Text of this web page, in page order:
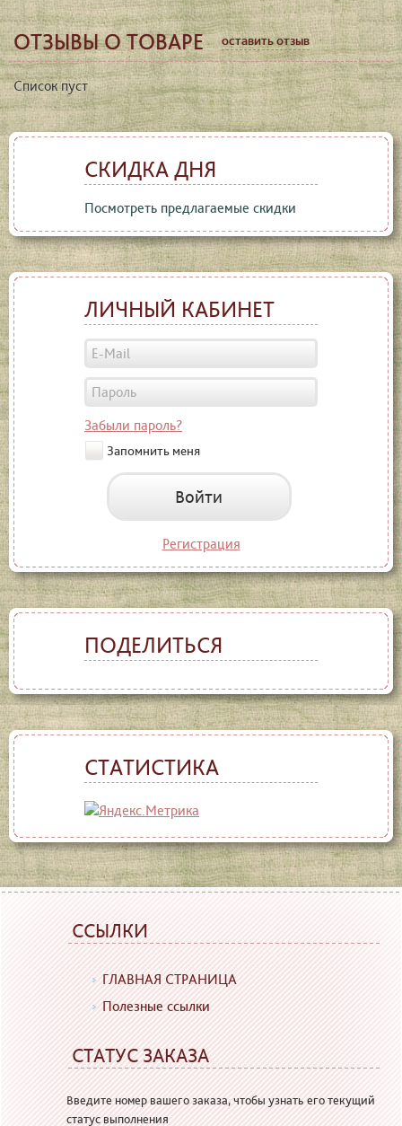
ОТЗЫВЫ О ТОВАРЕ оставить отзыв
Список пуст
СКИДКА ДНЯ
Посмотреть предлагаемые скидки
ЛИЧНЫЙ КАБИНЕТ
Забыли пароль?
Запомнить меня
Войти
Регистрация
ПОДЕЛИТЬСЯ
СТАТИСТИКА
ССЫЛКИ
ГЛАВНАЯ СТРАНИЦА
Полезные ссылки
СТАТУС ЗАКАЗА
Введите номер вашего заказа, чтобы узнать его текущий
статус выполнения